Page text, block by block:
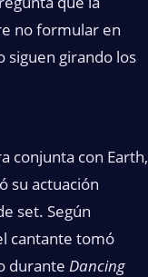
no formular en
siguen girando los
conjunta con Earth,
su actuación
set. Según
cantante tomó
durante Dancing